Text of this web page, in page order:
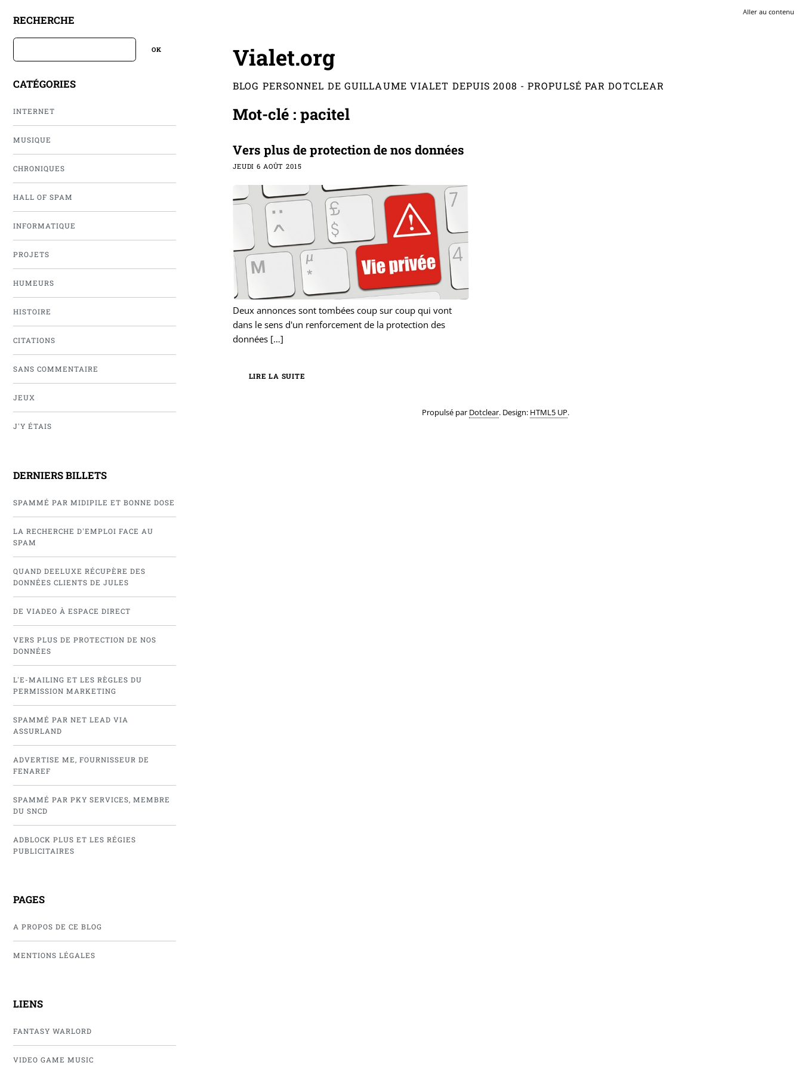
Aller au contenu
RECHERCHE
CATÉGORIES
INTERNET
MUSIQUE
CHRONIQUES
HALL OF SPAM
INFORMATIQUE
PROJETS
HUMEURS
HISTOIRE
CITATIONS
SANS COMMENTAIRE
JEUX
J'Y ÉTAIS
DERNIERS BILLETS
SPAMMÉ PAR MIDIPILE ET BONNE DOSE
LA RECHERCHE D'EMPLOI FACE AU
SPAM
QUAND DEELUXE RÉCUPÈRE DES
DONNÉES CLIENTS DE JULES
DE VIADEO À ESPACE DIRECT
VERS PLUS DE PROTECTION DE NOS
DONNÉES
L'E-MAILING ET LES RÈGLES DU
PERMISSION MARKETING
SPAMMÉ PAR NET LEAD VIA
ASSURLAND
ADVERTISE ME, FOURNISSEUR DE
FENAREF
SPAMMÉ PAR PKY SERVICES, MEMBRE
DU SNCD
ADBLOCK PLUS ET LES RÉGIES
PUBLICITAIRES
PAGES
A PROPOS DE CE BLOG
MENTIONS LÉGALES
LIENS
FANTASY WARLORD
VIDEO GAME MUSIC
Vialet.org
BLOG PERSONNEL DE GUILLAUME VIALET DEPUIS 2008 - PROPULSÉ PAR DOTCLEAR
Mot-clé : pacitel
Vers plus de protection de nos données
JEUDI 6 AOÛT 2015
Deux annonces sont tombées coup sur coup qui vont
dans le sens d'un renforcement de la protection des
données […]
LIRE LA SUITE
Propulsé par Dotclear. Design: HTML5 UP.